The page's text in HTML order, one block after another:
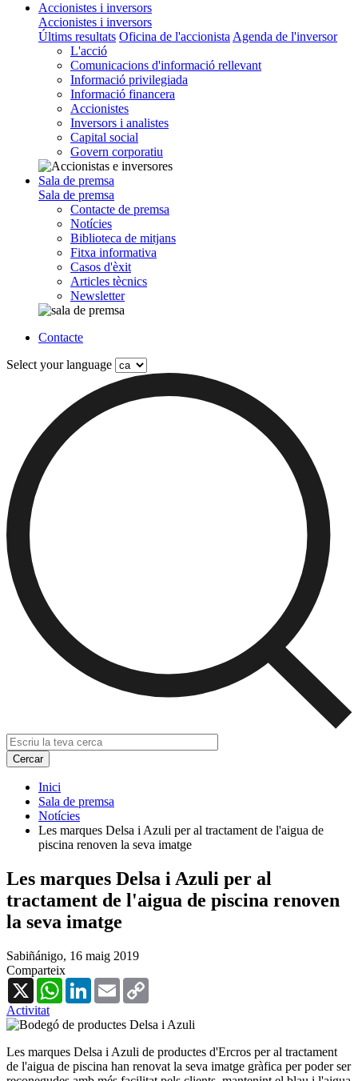
Accionistes i inversors
Accionistes i inversors
Últims resultats Oficina de l'accionista Agenda de l'inversor
L'acció
Comunicacions d'informació rellevant
Informació privilegiada
Informació financera
Accionistes
Inversors i analistes
Capital social
Govern corporatiu
Sala de premsa
Sala de premsa
Contacte de premsa
Notícies
Biblioteca de mitjans
Fitxa informativa
Casos d'èxit
Articles tècnics
Newsletter
Contacte
Select your language
Inici
Sala de premsa
Notícies
Les marques Delsa i Azuli per al tractament de l'aigua de
piscina renoven la seva imatge
Les marques Delsa i Azuli per al
tractament de l'aigua de piscina renoven
la seva imatge
Sabiñánigo, 16 maig 2019
Comparteix
X
WhatsAppLinkedInEmail
Activitat
Les marques Delsa i Azuli de productes d'Ercros per al tractament
de l'aigua de piscina han renovat la seva imatge gràfica per poder ser